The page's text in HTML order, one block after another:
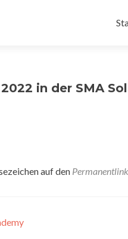
in der SMA
auf den Permanentlink